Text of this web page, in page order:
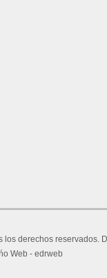
los derechos reservados.
Web - edrweb